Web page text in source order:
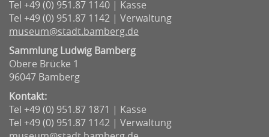
Tel +49 (0) 951.87 1140 | Kasse
Tel +49 (0) 951.87 1142 | Verwaltung
museum@stadt.bamberg.de
Sammlung Ludwig Bamberg
Obere Brücke 1
96047 Bamberg
Kontakt:
Tel +49 (0) 951.87 1871 | Kasse
Tel +49 (0) 951.87 1142 | Verwaltung